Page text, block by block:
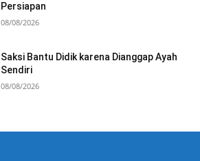
Persiapan
08/08/2026
Saksi Bantu Didik karena Dianggap Ayah
Sendiri
08/08/2026